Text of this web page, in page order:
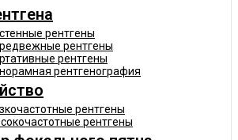
рентгены
рентгены
рентгены
рентгенография
рентгены
рентгены